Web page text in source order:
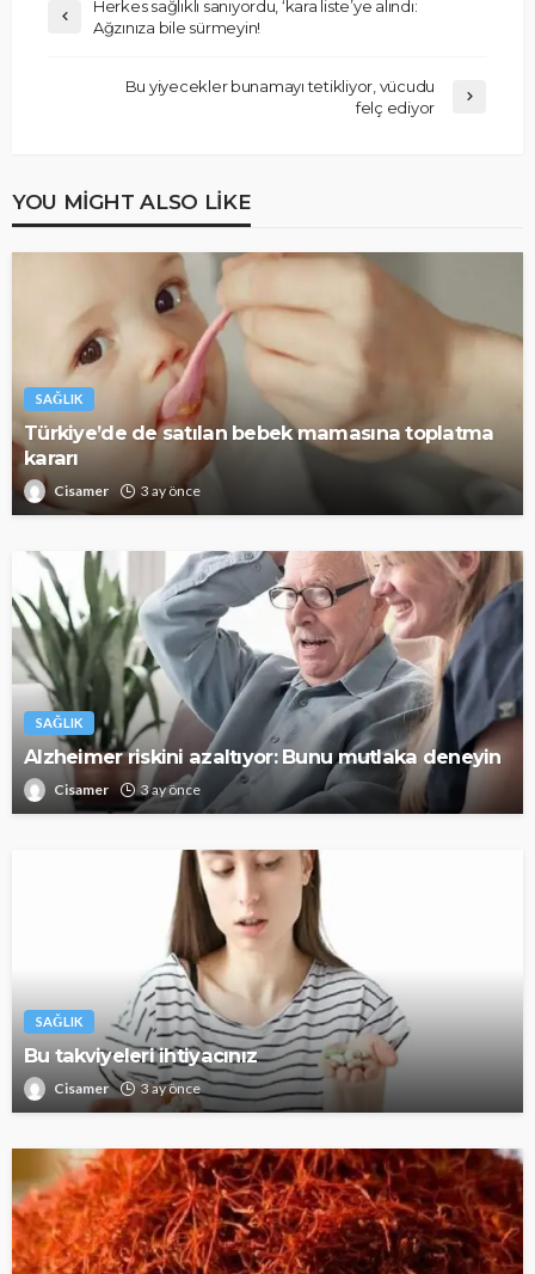
Herkes sağlıklı sanıyordu, ‘kara liste’ye alındı:
Ağzınıza bile sürmeyin!
Bu yiyecekler bunamayı tetikliyor, vücudu
felç ediyor
YOU MIGHT ALSO LIKE
SAĞLIK
Türkiye’de de satılan bebek mamasına toplatma
kararı
Cisamer 3 ay önce
SAĞLIK
Alzheimer riskini azaltıyor: Bunu mutlaka deneyin
Cisamer 3 ay önce
SAĞLIK
Bu takviyeleri ihtiyacınız
Cisamer 3 ay önce